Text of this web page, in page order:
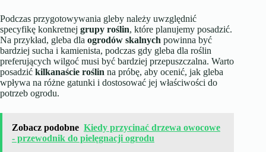
Podczas przygotowywania gleby należy uwzględnić
specyfikę konkretnej grupy roślin, które planujemy posadzić.
Na przykład, gleba dla ogrodów skalnych powinna być
bardziej sucha i kamienista, podczas gdy gleba dla roślin
preferujących wilgoć musi być bardziej przepuszczalna. Warto
posadzić kilkanaście roślin na próbę, aby ocenić, jak gleba
wpływa na różne gatunki i dostosować jej właściwości do
potrzeb ogrodu.
Zobacz podobne Kiedy przycinać drzewa owocowe
- przewodnik do pielęgnacji ogrodu